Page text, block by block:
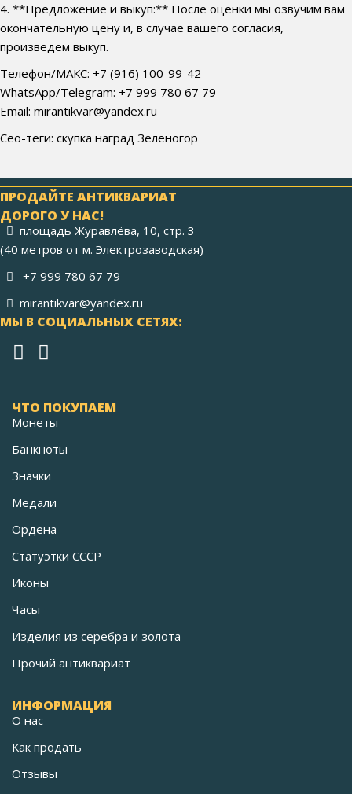
4. **Предложение и выкуп:** После оценки мы озвучим вам
окончательную цену и, в случае вашего согласия,
произведем выкуп.
Телефон/МАКС: +7 (916) 100-99-42
WhatsApp/Telegram: +7 999 780 67 79
Email: mirantikvar@yandex.ru
Сео-теги: скупка наград Зеленогор
ПРОДАЙТЕ АНТИКВАРИАТ
ДОРОГО У НАС!
площадь Журавлёва, 10, стр. 3
(40 метров от м. Электрозаводская)
+7 999 780 67 79
mirantikvar@yandex.ru
МЫ В СОЦИАЛЬНЫХ СЕТЯХ:
ЧТО ПОКУПАЕМ
Монеты
Банкноты
Значки
Медали
Ордена
Статуэтки СССР
Иконы
Часы
Изделия из серебра и золота
Прочий антиквариат
ИНФОРМАЦИЯ
О нас
Как продать
Отзывы